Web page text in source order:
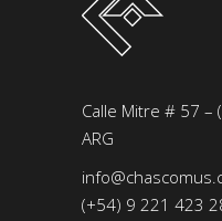
Calle Mitre # 57 –
ARG
(+54) 9 221 423